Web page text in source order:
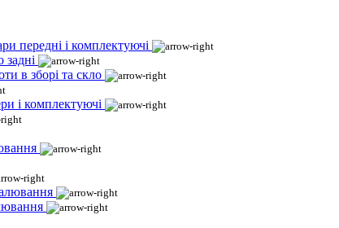
передні і комплектуючі
задні
в зборі та скло
і комплектуючі